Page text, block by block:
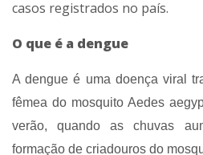
casos registrados no país.
O que é a dengue
A dengue é uma doença viral
fêmea do mosquito Aedes
verão, quando as chuvas
formação de criadouros do